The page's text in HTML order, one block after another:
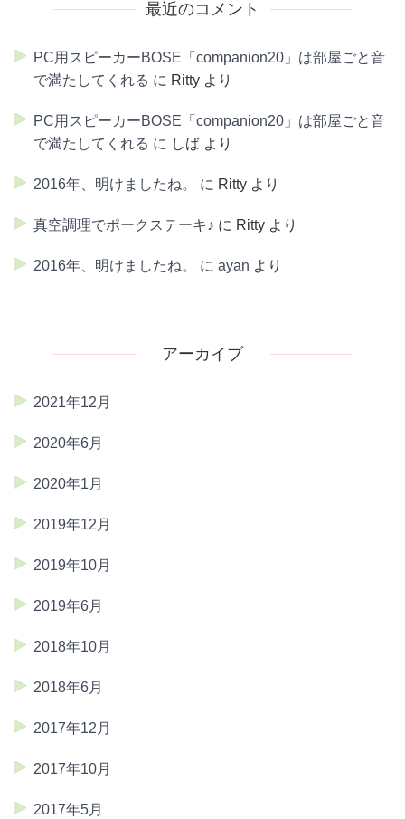
最近のコメント
PC用スピーカーBOSE「companion20」は部屋ごと音
で満たしてくれる に Ritty より
PC用スピーカーBOSE「companion20」は部屋ごと音
で満たしてくれる に しば より
2016年、明けましたね。 に Ritty より
真空調理でポークステーキ♪ に Ritty より
2016年、明けましたね。 に ayan より
アーカイブ
2021年12月
2020年6月
2020年1月
2019年12月
2019年10月
2019年6月
2018年10月
2018年6月
2017年12月
2017年10月
2017年5月